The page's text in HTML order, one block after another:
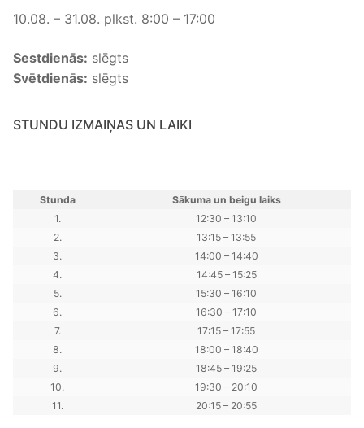
10.08. – 31.08. plkst. 8:00 – 17:00
Sestdienās: slēgts
Svētdienās: slēgts
STUNDU IZMAIŅAS UN LAIKI
Stunda
Sākuma un beigu laiks
1.
12:30 – 13:10
2.
13:15 – 13:55
3.
14:00 – 14:40
4.
14:45 – 15:25
5.
15:30 – 16:10
6.
16:30 – 17:10
7.
17:15 – 17:55
8.
18:00 – 18:40
9.
18:45 – 19:25
10.
19:30 – 20:10
11.
20:15 – 20:55